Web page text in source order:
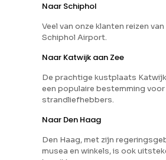
Naar Schiphol
Veel van onze klanten reizen
Schiphol Airport.
Naar Katwijk aan Zee
De prachtige kustplaats
een populaire bestemming voor
strandliefhebbers.
Naar Den Haag
Den Haag, met zijn
musea en winkels, is ook